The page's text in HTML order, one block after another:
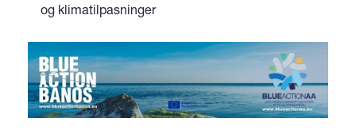
og klimatilpasninger